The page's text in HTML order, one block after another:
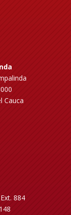
Cauca
884